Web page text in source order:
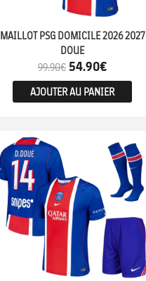
MAILLOT PSG DOMICILE 2026 2027
DOUE
99.90€ 54.90€
AJOUTER AU PANIER